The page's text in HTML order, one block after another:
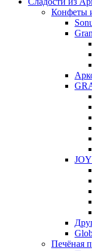
Конфеты
Печёная